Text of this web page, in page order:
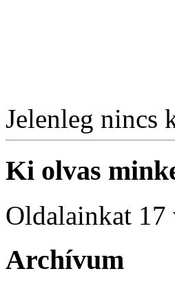
Jelenleg nincs
Ki olvas
Oldalainkat 17
Archívum